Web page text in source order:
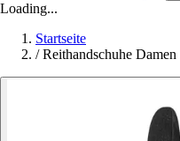
Loading...
Startseite
/ Reithandschuhe